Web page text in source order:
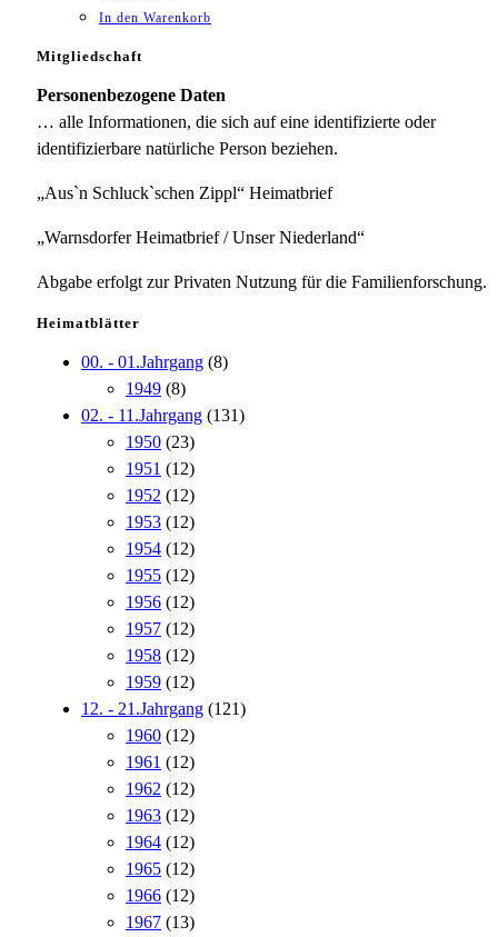
In den Warenkorb
Mitgliedschaft
Personenbezogene Daten
… alle Informationen, die sich auf eine identifizierte oder
identifizierbare natürliche Person beziehen.
„Aus`n Schluck`schen Zippl“ Heimatbrief
„Warnsdorfer Heimatbrief / Unser Niederland“
Abgabe erfolgt zur Privaten Nutzung für die Familienforschung.
Heimatblätter
00. - 01.Jahrgang (8)
1949 (8)
02. - 11.Jahrgang (131)
1950 (23)
1951 (12)
1952 (12)
1953 (12)
1954 (12)
1955 (12)
1956 (12)
1957 (12)
1958 (12)
1959 (12)
12. - 21.Jahrgang (121)
1960 (12)
1961 (12)
1962 (12)
1963 (12)
1964 (12)
1965 (12)
1966 (12)
1967 (13)